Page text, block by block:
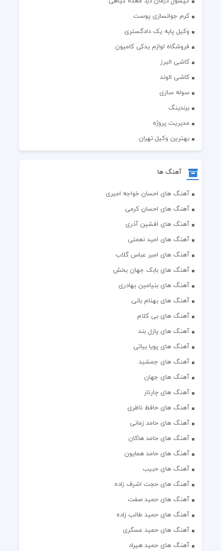
کرم جوانسازی پوست
وکیل پایه یک دادگستری
فروشگاه لوازم یدکی کامیون
کاشی البرز
کاشی الوند
سوله سازی
برندینگ
مدیریت پروژه
بهترین وکیل تهران
آهنگ ها
آهنگ های احسان خواجه امیری
آهنگ های احسان کرمی
آهنگ های افشین آذری
آهنگ های امید نعمتی
آهنگ های امیر عباس گلاب
آهنگ های بابک جهان بخش
آهنگ های بنیامین بهادری
آهنگ های بهنام بانی
آهنگ های بی کلام
آهنگ های پازل بند
آهنگ های پویا بیاتی
آهنگ های جمشید
آهنگ های جهان
آهنگ های چارتار
آهنگ های حافظ ناظری
آهنگ های حامد زمانی
آهنگ های حامد هاکان
آهنگ های حامد همایون
آهنگ های حبیب
آهنگ های حجت اشرف زاده
آهنگ های حمید صفت
آهنگ های حمید طالب زاده
آهنگ های حمید عسگری
آهنگ های حمید هیراد